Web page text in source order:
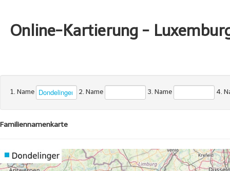
Online-Kartierung -
1. Name 2. Name 3. Name 4.
Familiennamenkarte